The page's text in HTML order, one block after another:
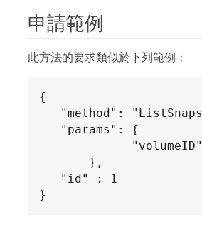
申請範例
此方法的要求類似於下列範例：
{
}